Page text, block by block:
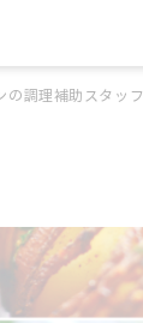
の調理補助スタッフ